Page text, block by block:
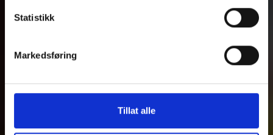
Statistikk
Markedsføring
Tillat alle